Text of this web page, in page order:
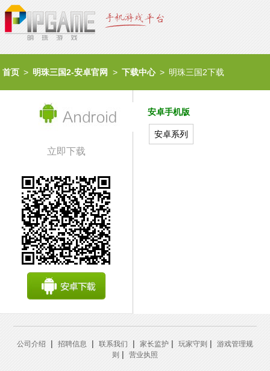
首页 明珠三国2-安卓官网 下载中心 明珠三国2下载
立即下载
安卓手机版
安卓系列
公司介绍 | 招聘信息 | 联系我们 | 家长监护 | 玩家守则 | 游戏管理规
则 | 营业执照